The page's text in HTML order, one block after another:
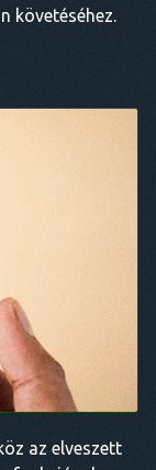
követéséhez.
az elveszett